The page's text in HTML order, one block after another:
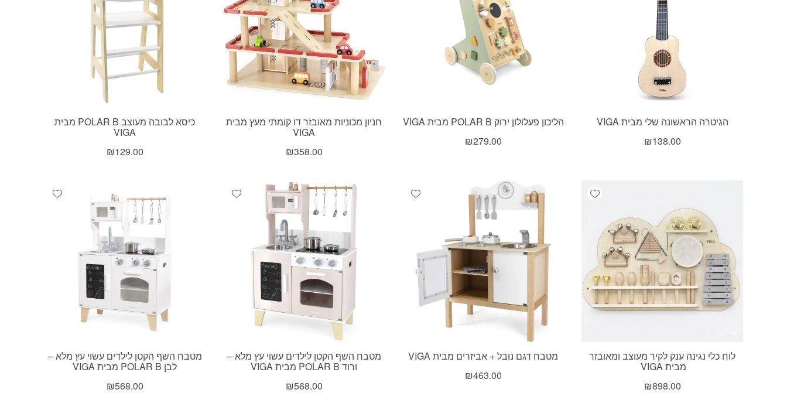
הגיטרה הראשונה שלי מבית VIGA
₪138.00
הליכון פעלולון ירוק POLAR B מבית VIGA
₪279.00
חניון מכוניות מאובזר דו קומתי מעץ מבית
VIGA
₪358.00
כיסא לבובה מעוצב POLAR B מבית
VIGA
₪129.00
Add wishlist
לוח כלי נגינה ענק לקיר מעוצב ומאובזר
מבית VIGA
₪898.00
Add wishlist
מטבח דגם נובל + אביזרים מבית VIGA
₪463.00
Add wishlist
מטבח השף הקטן לילדים עשוי עץ מלא –
ורוד POLAR B מבית VIGA
₪568.00
Add wishlist
מטבח השף הקטן לילדים עשוי עץ מלא –
לבן POLAR B מבית VIGA
₪568.00